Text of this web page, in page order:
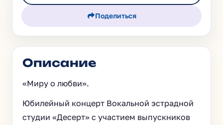
Поделиться
Описание
«Миру о любви».
Юбилейный концерт Вокальной эстрадной
студии «Десерт» с участием выпускников